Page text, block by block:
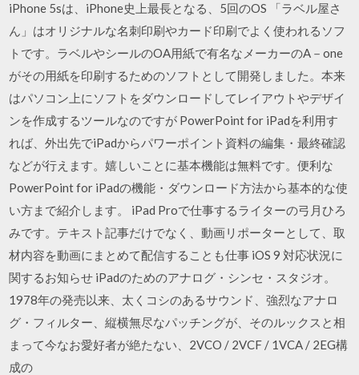
iPhone 5sは、iPhone史上最長となる、5回のOS 「ラベル屋さ
ん」はオリジナルな名刺印刷やカード印刷でよく使われるソフ
トです。ラベルやシールのOA用紙で有名なメーカーのA－one
がその用紙を印刷するためのソフトとして開発しました。本来
はパソコン上にソフトをダウンロードしてレイアウトやデザイ
ンを作成するツールなのですが PowerPoint for iPadを利用す
れば、外出先でiPadからパワーポイント資料の編集・最終確認
などが行えます。嬉しいことに基本機能は無料です。便利な
PowerPoint for iPadの機能・ダウンロード方法から基本的な使
い方まで紹介します。 iPad Proで仕事するライターの弓月ひろ
みです。テキスト記事だけでなく、動画リポーターとして、取
材内容を動画にまとめて配信することも仕事 iOS 9 対応状況に
関するお知らせ iPadのためのアナログ・シンセ・スタジオ。
1978年の発売以来、太くコシのあるサウンド、強烈なアナロ
グ・フィルター、縦横無尽なパッチングが、そのルックスと相
まって今なお愛好者が絶たない、2VCO / 2VCF / 1VCA / 2EG構
成の